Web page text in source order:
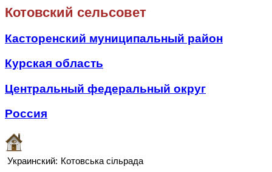
Котовский сельсовет
Касторенский муниципальный район
Курская область
Центральный федеральный округ
Россия
Украинский: Котовська сільрада